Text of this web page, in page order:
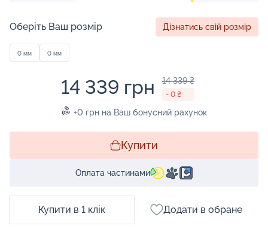
Оберіть Ваш розмір Дізнатись свій розмір
0 мм 0 мм
14 339 грн 14 339 ₴
- 0 ₴
+0 грн на Ваш бонусний рахунок
Купити
Оплата частинами
Купити в 1 клік Додати в обране